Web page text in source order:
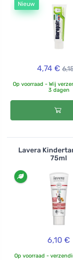
van de kleintjes
mondhygiëne
Nieuw
4,74 €
Op voorraad - Wij
3 dagen
Lavera
75ml
6,10 €
Op voorraad -